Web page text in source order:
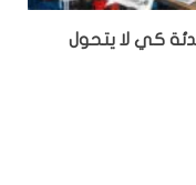
كي لا يتحول